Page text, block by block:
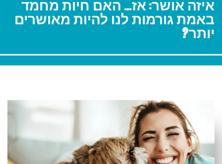
איזה אושר: אז… האם חיות מחמד
באמת גורמות לנו להיות מאושרים
יותר?